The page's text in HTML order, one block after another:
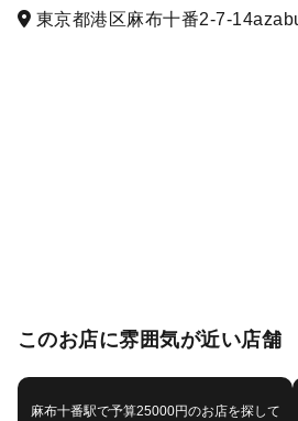
東京都港区麻布十番2-7-
このお店に雰囲気が近い店舗
麻布十番駅で予算25000円のお店を探して